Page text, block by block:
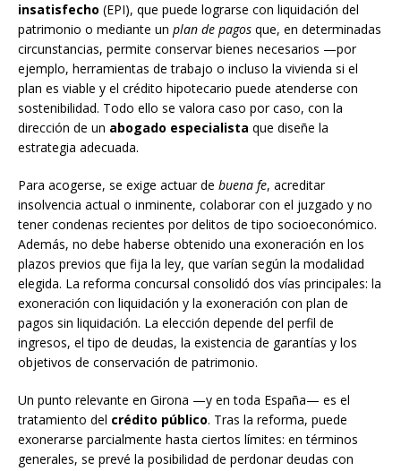
insatisfecho (EPI), que puede lograrse con liquidación del
patrimonio o mediante un plan de pagos que, en determinadas
circunstancias, permite conservar bienes necesarios —por
ejemplo, herramientas de trabajo o incluso la vivienda si el
plan es viable y el crédito hipotecario puede atenderse con
sostenibilidad. Todo ello se valora caso por caso, con la
dirección de un abogado especialista que diseñe la
estrategia adecuada.
Para acogerse, se exige actuar de buena fe, acreditar
insolvencia actual o inminente, colaborar con el juzgado y no
tener condenas recientes por delitos de tipo socioeconómico.
Además, no debe haberse obtenido una exoneración en los
plazos previos que fija la ley, que varían según la modalidad
elegida. La reforma concursal consolidó dos vías principales: la
exoneración con liquidación y la exoneración con plan de
pagos sin liquidación. La elección depende del perfil de
ingresos, el tipo de deudas, la existencia de garantías y los
objetivos de conservación de patrimonio.
Un punto relevante en Girona —y en toda España— es el
tratamiento del crédito público. Tras la reforma, puede
exonerarse parcialmente hasta ciertos límites: en términos
generales, se prevé la posibilidad de perdonar deudas con